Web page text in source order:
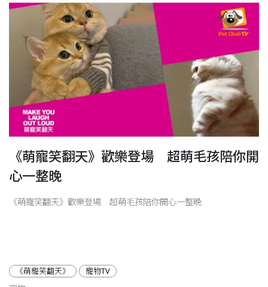
《萌寵笑翻天》歡樂登場 超萌毛孩陪你開
心一整晚
《萌寵笑翻天》歡樂登場 超萌毛孩陪你開心一整晚
《萌寵笑翻天》 寵物TV